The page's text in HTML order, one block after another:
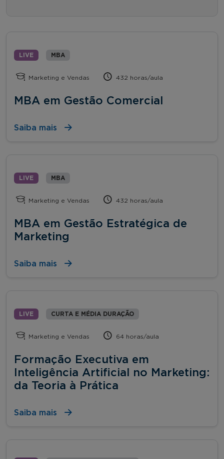
LIVE MBA
Marketing e Vendas 432 horas/aula
MBA em Gestão Comercial
Saiba mais
LIVE MBA
Marketing e Vendas 432 horas/aula
MBA em Gestão Estratégica de
Marketing
Saiba mais
LIVE CURTA E MÉDIA DURAÇÃO
Marketing e Vendas 64 horas/aula
Formação Executiva em
Inteligência Artificial no Marketing:
da Teoria à Prática
Saiba mais